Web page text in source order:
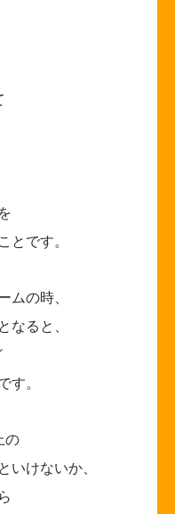
とです。
ムの時、
なると、
す。
の
いけないか、